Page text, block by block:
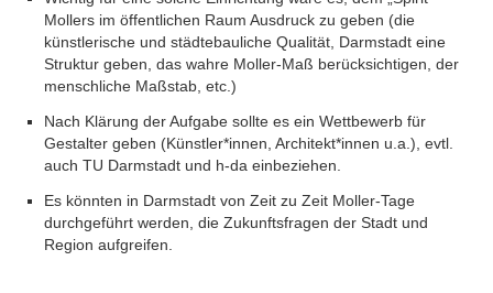
Mollers im öffentlichen Raum Ausdruck zu geben (die
künstlerische und städtebauliche Qualität, Darmstadt eine
Struktur geben, das wahre Moller-Maß berücksichtigen, der
menschliche Maßstab, etc.)
Nach Klärung der Aufgabe sollte es ein Wettbewerb für
Gestalter geben (Künstler*innen, Architekt*innen u.a.), evtl.
auch TU Darmstadt und h-da einbeziehen.
Es könnten in Darmstadt von Zeit zu Zeit Moller-Tage
durchgeführt werden, die Zukunftsfragen der Stadt und
Region aufgreifen.